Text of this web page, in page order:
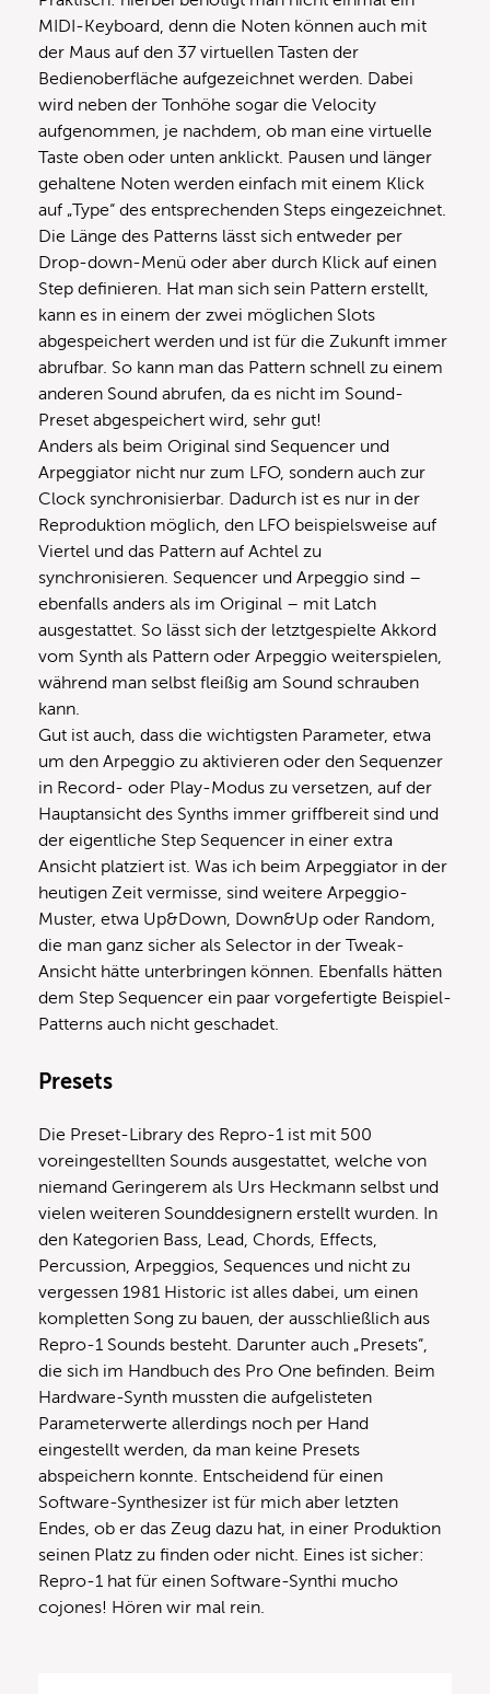
MIDI-Keyboard, denn die Noten können auch mit
der Maus auf den 37 virtuellen Tasten der
Bedienoberfläche aufgezeichnet werden. Dabei
wird neben der Tonhöhe sogar die Velocity
aufgenommen, je nachdem, ob man eine virtuelle
Taste oben oder unten anklickt. Pausen und länger
gehaltene Noten werden einfach mit einem Klick
auf „Type“ des entsprechenden Steps eingezeichnet.
Die Länge des Patterns lässt sich entweder per
Drop-down-Menü oder aber durch Klick auf einen
Step definieren. Hat man sich sein Pattern erstellt,
kann es in einem der zwei möglichen Slots
abgespeichert werden und ist für die Zukunft immer
abrufbar. So kann man das Pattern schnell zu einem
anderen Sound abrufen, da es nicht im Sound-
Preset abgespeichert wird, sehr gut!
Anders als beim Original sind Sequencer und
Arpeggiator nicht nur zum LFO, sondern auch zur
Clock synchronisierbar. Dadurch ist es nur in der
Reproduktion möglich, den LFO beispielsweise auf
Viertel und das Pattern auf Achtel zu
synchronisieren. Sequencer und Arpeggio sind –
ebenfalls anders als im Original – mit Latch
ausgestattet. So lässt sich der letztgespielte Akkord
vom Synth als Pattern oder Arpeggio weiterspielen,
während man selbst fleißig am Sound schrauben
kann.
Gut ist auch, dass die wichtigsten Parameter, etwa
um den Arpeggio zu aktivieren oder den Sequenzer
in Record- oder Play-Modus zu versetzen, auf der
Hauptansicht des Synths immer griffbereit sind und
der eigentliche Step Sequencer in einer extra
Ansicht platziert ist. Was ich beim Arpeggiator in der
heutigen Zeit vermisse, sind weitere Arpeggio-
Muster, etwa Up&Down, Down&Up oder Random,
die man ganz sicher als Selector in der Tweak-
Ansicht hätte unterbringen können. Ebenfalls hätten
dem Step Sequencer ein paar vorgefertigte Beispiel-
Patterns auch nicht geschadet.
Presets
Die Preset-Library des Repro-1 ist mit 500
voreingestellten Sounds ausgestattet, welche von
niemand Geringerem als Urs Heckmann selbst und
vielen weiteren Sounddesignern erstellt wurden. In
den Kategorien Bass, Lead, Chords, Effects,
Percussion, Arpeggios, Sequences und nicht zu
vergessen 1981 Historic ist alles dabei, um einen
kompletten Song zu bauen, der ausschließlich aus
Repro-1 Sounds besteht. Darunter auch „Presets“,
die sich im Handbuch des Pro One befinden. Beim
Hardware-Synth mussten die aufgelisteten
Parameterwerte allerdings noch per Hand
eingestellt werden, da man keine Presets
abspeichern konnte. Entscheidend für einen
Software-Synthesizer ist für mich aber letzten
Endes, ob er das Zeug dazu hat, in einer Produktion
seinen Platz zu finden oder nicht. Eines ist sicher:
Repro-1 hat für einen Software-Synthi mucho
cojones! Hören wir mal rein.